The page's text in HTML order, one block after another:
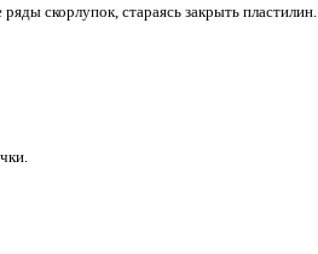
скорлупок, стараясь закрыть пластилин.